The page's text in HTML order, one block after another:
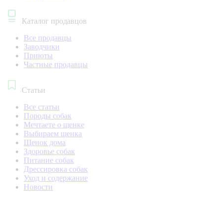
Каталог продавцов
Все продавцы
Заводчики
Приюты
Частные продавцы
Статьи
Все статьи
Породы собак
Мечтаете о щенке
Выбираем щенка
Щенок дома
Здоровье собак
Питание собак
Дрессировка собак
Уход и содержание
Новости